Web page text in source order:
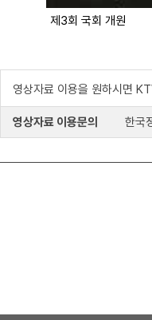
제3회 국회 개원
영상자료 이용을 원하시면
영상자료 이용문의 한국